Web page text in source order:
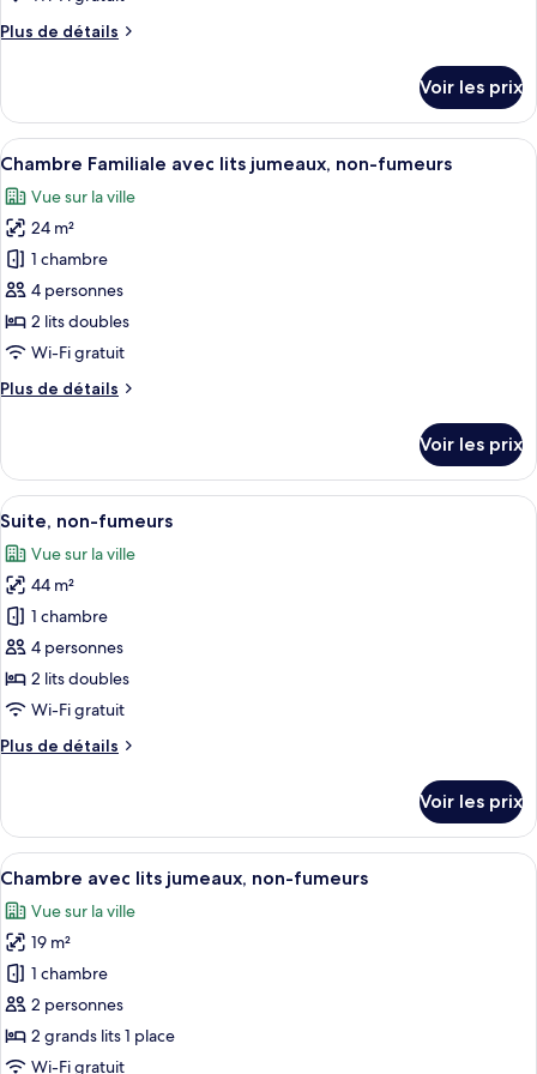
chambre :
Chambre
fumeurs
Plus de détails
Plus
le
type
de
Chambre
Triple,
non-
fumeurs
Voir les prix
Afficher
toutes
les
photos
pour
ce
type
de
chambre :
Chambre
lits
jumeaux,
non-
fumeurs
14
Chambre Familiale avec lits jumeaux, non-fumeurs
Vue sur la ville
24 m²
1 chambre
4 personnes
2 lits doubles
Wi-Fi gratuit
Plus de détails
Plus
le
type
de
Chambre
Familiale
avec
lits
jumeaux,
non-
fumeurs
Voir les prix
Afficher
toutes
les
photos
pour
ce
type
de
chambre :
Suite,
Suite, non-fumeurs | Couette en
16
Suite, non-fumeurs
Vue sur la ville
44 m²
1 chambre
4 personnes
2 lits doubles
Wi-Fi gratuit
Plus de détails
Plus
le
type
de
Suite,
non-
fumeurs
Voir les prix
Afficher
toutes
les
photos
pour
ce
type
de
Une chambre d’hôtel avec deux
14
Chambre avec lits jumeaux, non-fumeurs
Vue sur la ville
19 m²
1 chambre
2 personnes
2 grands lits 1 place
Wi-Fi gratuit